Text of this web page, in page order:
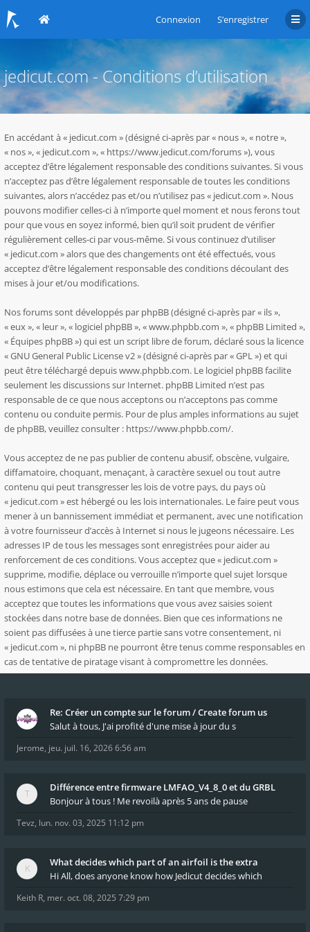
Connexion S’enregistrer
jedicut.com - Conditions d’utilisation
En accédant à « jedicut.com » (désigné ci-après par « nous », « notre »,
« nos », « jedicut.com », « https://www.jedicut.com/forums »), vous
acceptez d’être légalement responsable des conditions suivantes. Si vous
n’acceptez pas d’être légalement responsable de toutes les conditions
suivantes, alors n’accédez pas et/ou n’utilisez pas « jedicut.com ». Nous
pouvons modifier celles-ci à n’importe quel moment et nous ferons tout
pour que vous en soyez informé, bien qu’il soit prudent de vérifier
régulièrement celles-ci par vous-même. Si vous continuez d’utiliser
« jedicut.com » alors que des changements ont été effectués, vous
acceptez d’être légalement responsable des conditions découlant des
mises à jour et/ou modifications.
Nos forums sont développés par phpBB (désigné ci-après par « ils »,
« eux », « leur », « logiciel phpBB », « www.phpbb.com », « phpBB Limited »,
« Équipes phpBB ») qui est un script libre de forum, déclaré sous la licence
«GNU General Public License v2» (désigné ci-après par « GPL ») et qui
peut être téléchargé depuiswww.phpbb.com. Le logiciel phpBB facilite
seulement les discussions sur Internet. phpBB Limited n’est pas
responsable de ce que nous acceptons ou n’acceptons pas comme
contenu ou conduite permis. Pour de plus amples informations au sujet
de phpBB, veuillez consulter : https://www.phpbb.com/.
Vous acceptez de ne pas publier de contenu abusif, obscène, vulgaire,
diffamatoire, choquant, menaçant, à caractère sexuel ou tout autre
contenu qui peut transgresser les lois de votre pays, du pays où
« jedicut.com » est hébergé ou les lois internationales. Le faire peut vous
mener à un bannissement immédiat et permanent, avec une notification
à votre fournisseur d’accès à Internet si nous le jugeons nécessaire. Les
adresses IP de tous les messages sont enregistrées pour aider au
renforcement de ces conditions. Vous acceptez que « jedicut.com »
supprime, modifie, déplace ou verrouille n’importe quel sujet lorsque
nous estimons que cela est nécessaire. En tant que membre, vous
acceptez que toutes les informations que vous avez saisies soient
stockées dans notre base de données. Bien que ces informations ne
soient pas diffusées à une tierce partie sans votre consentement, ni
« jedicut.com », ni phpBB ne pourront être tenus comme responsables en
cas de tentative de piratage visant à compromettre les données.
Re: Créer un compte sur le forum / Create forum us
Salut à tous, J'ai profité d'une mise à jour du s
Jerome, jeu. juil. 16, 2026 6:56 am
Différence entre firmware LMFAO_V4_8_0 et du GRBL
Bonjour à tous ! Me revoilà après 5 ans de pause
Tevz, lun. nov. 03, 2025 11:12 pm
What decides which part of an airfoil is the extra
Hi All, does anyone know how Jedicut decides which
Keith R, mer. oct. 08, 2025 7:29 pm